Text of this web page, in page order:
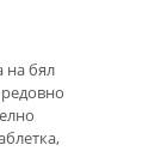
на бял